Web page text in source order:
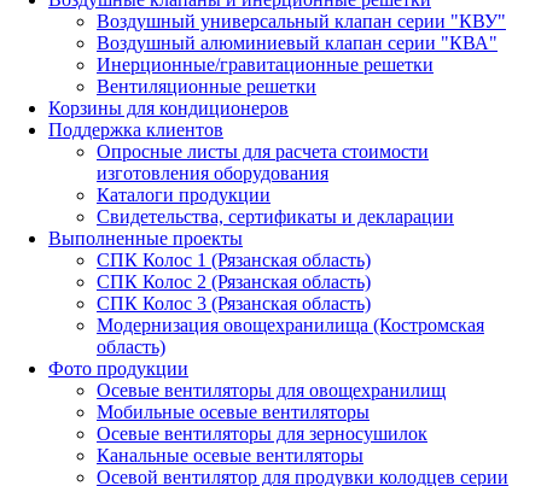
Воздушный универсальный клапан серии "КВУ"
Воздушный алюминиевый клапан серии "КВА"
Инерционные/гравитационные решетки
Вентиляционные решетки
Корзины для кондиционеров
Поддержка клиентов
Опросные листы для расчета стоимости
изготовления оборудования
Каталоги продукции
Свидетельства, сертификаты и декларации
Выполненные проекты
СПК Колос 1 (Рязанская область)
СПК Колос 2 (Рязанская область)
СПК Колос 3 (Рязанская область)
Модернизация овощехранилища (Костромская
область)
Фото продукции
Осевые вентиляторы для овощехранилищ
Мобильные осевые вентиляторы
Осевые вентиляторы для зерносушилок
Канальные осевые вентиляторы
Осевой вентилятор для продувки колодцев серии